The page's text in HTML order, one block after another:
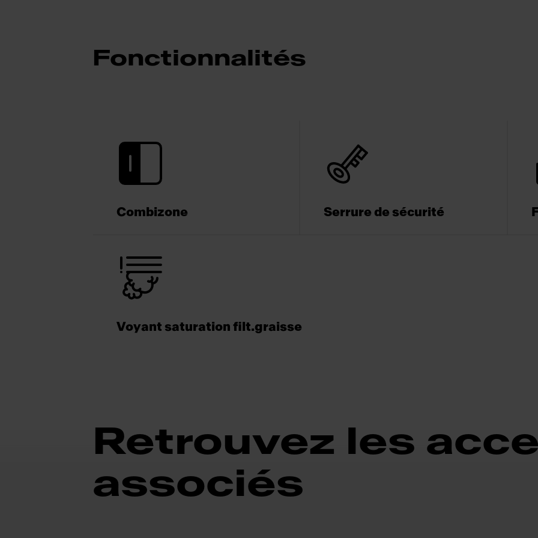
Fonctionnalités
Combizone Serrure de sécurité
Voyant saturation filt.graisse
Retrouvez les
associés